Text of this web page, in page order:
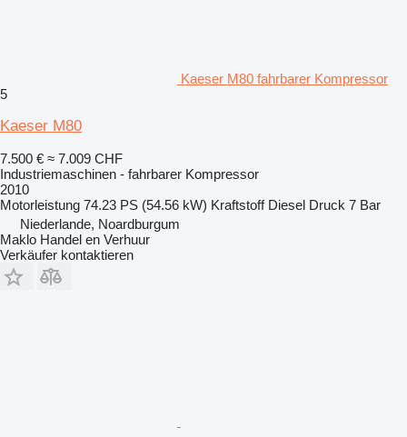
Kaeser M80 fahrbarer Kompressor
5
Kaeser M80
7.500 € ≈ 7.009 CHF
Industriemaschinen - fahrbarer Kompressor
2010
Motorleistung 74.23 PS (54.56 kW) Kraftstoff Diesel Druck 7 Bar
Niederlande, Noardburgum
Maklo Handel en Verhuur
Verkäufer kontaktieren